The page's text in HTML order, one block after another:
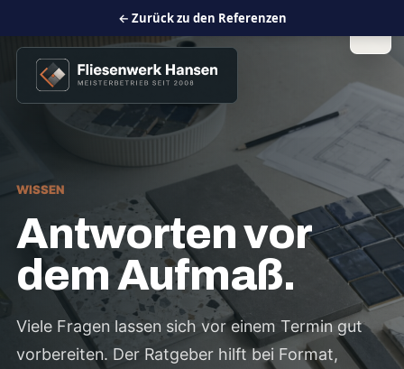
WISSEN
Antworten vor
dem Aufmaß.
Viele Fragen lassen sich vor einem Termin gut
vorbereiten. Der Ratgeber hilft bei Format,
← Zurück zu den Referenzen